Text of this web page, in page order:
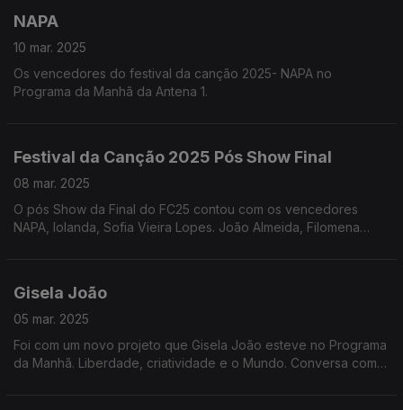
NAPA
10 mar. 2025
Os vencedores do festival da canção 2025- NAPA no
Programa da Manhã da Antena 1.
Festival da Canção 2025 Pós Show Final
08 mar. 2025
O pós Show da Final do FC25 contou com os vencedores
NAPA, Iolanda, Sofia Vieira Lopes. João Almeida, Filomena
Gisela João
05 mar. 2025
Foi com um novo projeto que Gisela João esteve no Programa
da Manhã. Liberdade, criatividade e o Mundo. Conversa com